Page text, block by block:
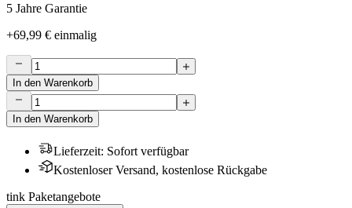
5 Jahre Garantie
+69,99 € einmalig
In den Warenkorb
In den Warenkorb
Lieferzeit: Sofort verfügbar
Kostenloser Versand, kostenlose Rückgabe
tink Paketangebote